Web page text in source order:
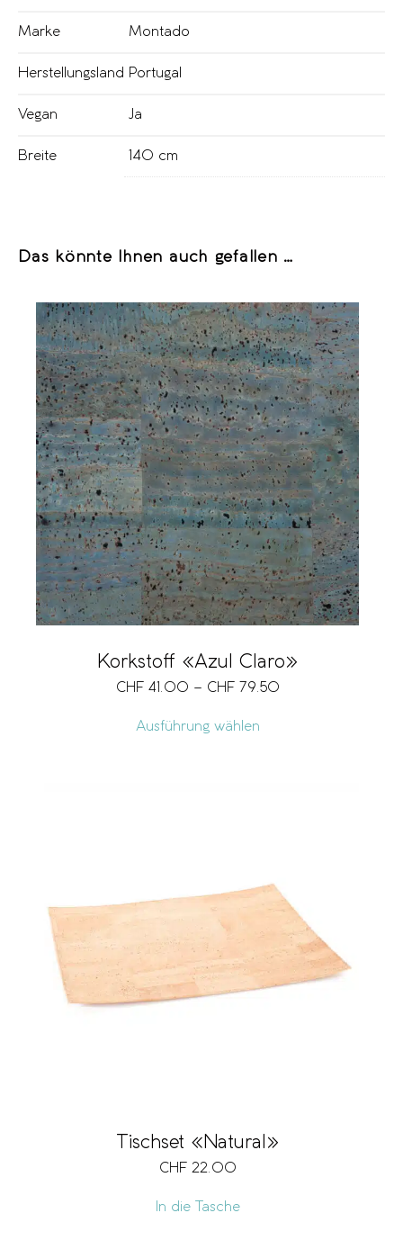
Marke Montado
Herstellungsland Portugal
Vegan Ja
Breite 140 cm
Das könnte Ihnen auch gefallen …
Korkstoff «Azul Claro»
CHF 41.00 – CHF 79.50
Ausführung wählen
Tischset «Natural»
CHF 22.00
In die Tasche